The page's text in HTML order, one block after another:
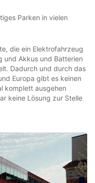
Parken in vielen
die ein Elektrofahrzeug
und Akkus und Batterien
Dadurch und durch das
Europa gibt es keinen
komplett ausgehen
keine Lösung zur Stelle